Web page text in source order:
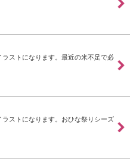
ストになります。最近の米不足で必
ストになります。おひな祭りシーズ